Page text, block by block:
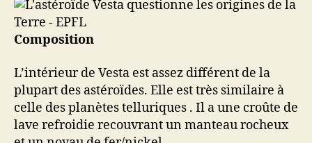
Composition
L’intérieur de Vesta est assez différent de la
plupart des astéroïdes. Elle est très similaire à
celle des planètes telluriques . Il a une croûte de
lave refroidie recouvrant un manteau rocheux